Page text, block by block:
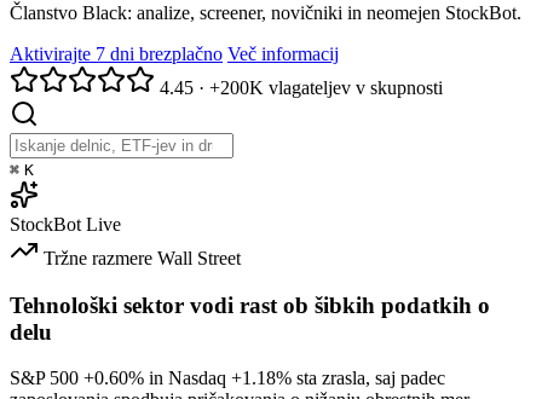
Članstvo Black: analize, screener, novičniki in neomejen StockBot.
Aktivirajte 7 dni brezplačno Več informacij
4.45 · +200K vlagateljev v skupnosti
⌘ K
StockBot Live
Tržne razmere Wall Street
Tehnološki sektor vodi rast ob šibkih podatkih o
delu
S&P 500 +0.60% in Nasdaq +1.18% sta zrasla, saj padec